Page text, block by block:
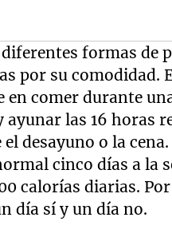
formas de
por su comodidad.
en comer durante
ayunar las 16 horas
el desayuno o la
cinco días a la
calorías diarias.
día sí y un día no.